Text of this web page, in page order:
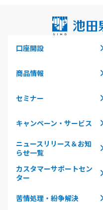
口座開設
商品情報
セミナー
キャンペーン・サービス
ニュースリリース＆お知
らせ一覧
カスタマーサポートセン
ター
苦情処理・紛争解決